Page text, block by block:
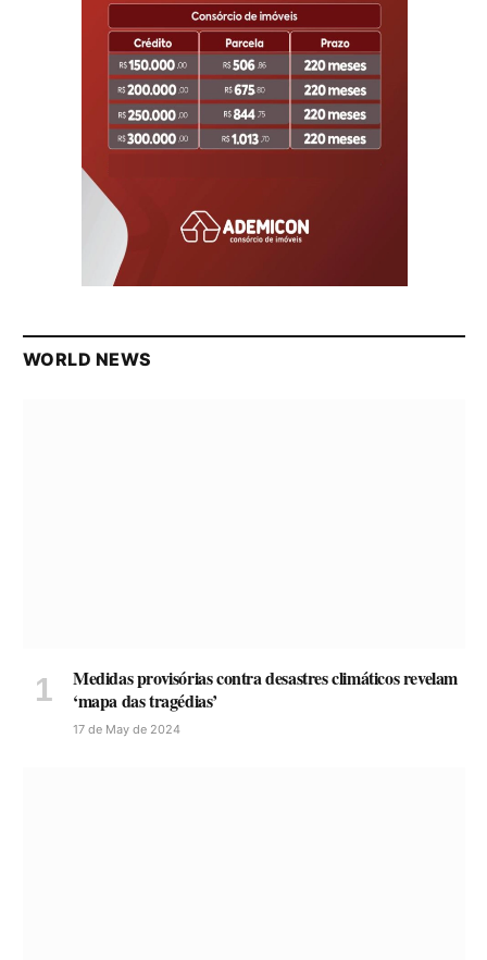
WORLD NEWS
Medidas provisórias contra desastres climáticos revelam
‘mapa das tragédias’
17 de May de 2024